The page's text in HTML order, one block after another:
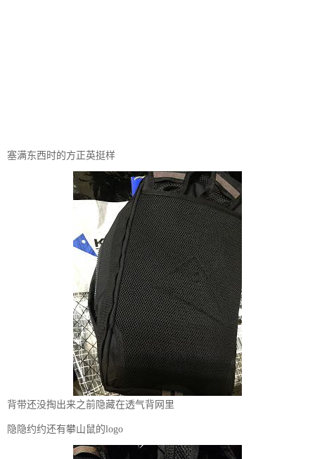
塞满东西时的方正英挺样
背带还没掏出来之前隐藏在透气背网里
隐隐约约还有攀山鼠的logo